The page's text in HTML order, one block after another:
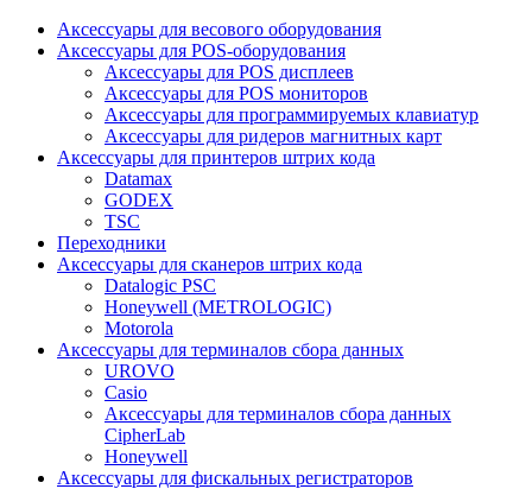
Аксессуары для весового оборудования
Аксессуары для POS-оборудования
Аксессуары для POS дисплеев
Аксессуары для POS мониторов
Аксессуары для программируемых клавиатур
Аксессуары для ридеров магнитных карт
Аксессуары для принтеров штрих кода
Datamax
GODEX
TSC
Переходники
Аксессуары для сканеров штрих кода
Datalogic PSC
Honeywell (METROLOGIC)
Motorola
Аксессуары для терминалов сбора данных
UROVO
Casio
Аксессуары для терминалов сбора данных
CipherLab
Honeywell
Аксессуары для фискальных регистраторов